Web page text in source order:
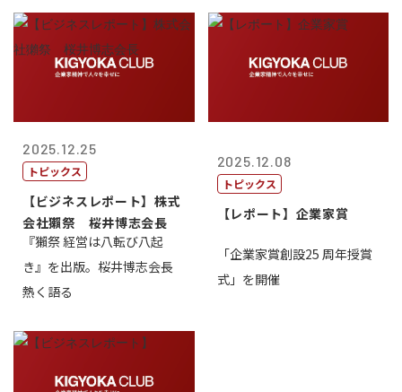
2025.12.25
トピックス
【ビジネスレポート】株式
会社獺祭 桜井博志会長
『獺祭 経営は八転び八起
き』を出版。桜井博志会長
熱く語る
2025.12.08
トピックス
【レポート】企業家賞
「企業家賞創設25 周年授賞
式」を開催